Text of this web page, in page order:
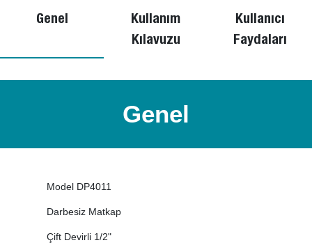
Genel
Kullanım
Kılavuzu
Kullanıcı
Faydaları
Genel
Model DP4011
Darbesiz Matkap
Çift Devirli 1/2"